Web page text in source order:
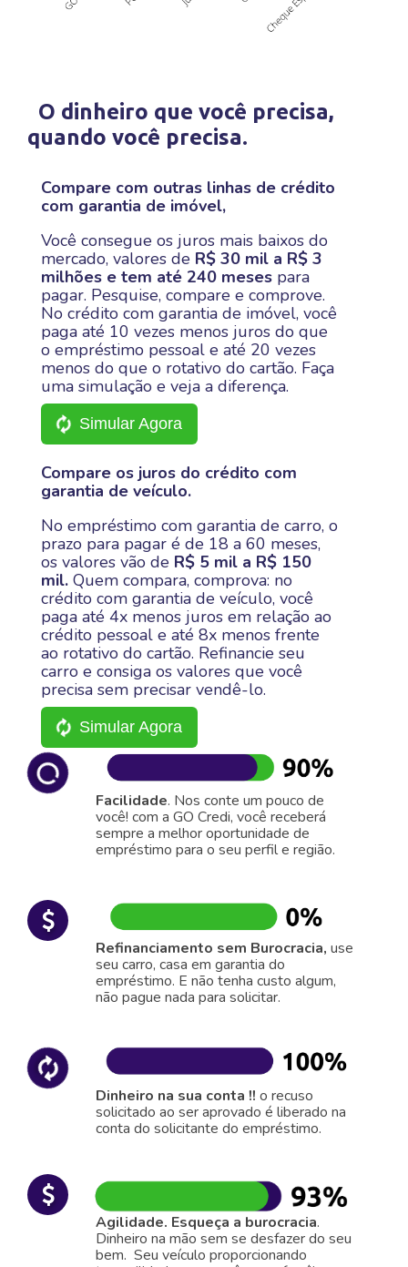
O dinheiro que você precisa,
quando você precisa.
Compare com outras linhas de crédito
com garantia de imóvel,
Você consegue os juros mais baixos do
mercado, valores de R$ 30 mil a R$ 3
milhões e tem até 240 meses para
pagar. Pesquise, compare e comprove.
No crédito com garantia de imóvel, você
paga até 10 vezes menos juros do que
o empréstimo pessoal e até 20 vezes
menos do que o rotativo do cartão. Faça
uma simulação e veja a diferença.
Simular Agora
Compare os juros do crédito com
garantia de veículo.
No empréstimo com garantia de carro, o
prazo para pagar é de 18 a 60 meses,
os valores vão de R$ 5 mil a R$ 150
mil. Quem compara, comprova: no
crédito com garantia de veículo, você
paga até 4x menos juros em relação ao
crédito pessoal e até 8x menos frente
ao rotativo do cartão. Refinancie seu
carro e consiga os valores que você
precisa sem precisar vendê-lo.
Simular Agora
Facilidade. Nos conte um pouco de
você! com a GO Credi, você receberá
sempre a melhor oportunidade de
empréstimo para o seu perfil e região.
Refinanciamento sem Burocracia, use
seu carro, casa em garantia do
empréstimo. E não tenha custo algum,
não pague nada para solicitar.
Dinheiro na sua conta !! o recuso
solicitado ao ser aprovado é liberado na
conta do solicitante do empréstimo.
Agilidade. Esqueça a burocracia.
Dinheiro na mão sem se desfazer do seu
bem. Seu veículo proporcionando